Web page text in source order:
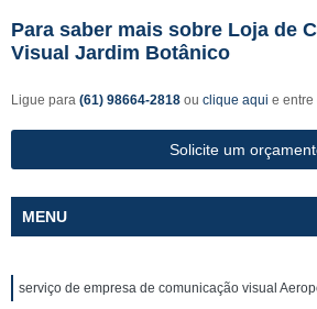
Para saber mais sobre Loja de
Visual Jardim Botânico
Ligue para (61) 98664-2818 ou clique aqui e entre
Solicite um
MENU
serviço de empresa de comunicação visual